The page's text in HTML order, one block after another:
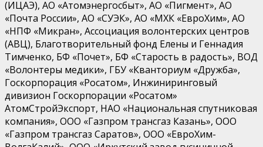
(ИЦАЭ), АО «Атомэнергосбыт», АО «Пигмент», АО
«Почта России», АО «СУЭК», АО «МХК «ЕвроХим», АО
«НПФ «Микран», Ассоциация волонтерских центров
(АВЦ), Благотворительный фонд Елены и Геннадия
Тимченко, БФ «Почет», БФ «Старость в радость», ВОД
«Волонтеры медики», ГБУ «Кванториум «Дружба»,
Госкорпорация «Росатом», Инжиниринговый
дивизион Госкорпорации «Росатом»
АтомСтройЭкспорт, НАО «Национальная спутниковая
компания», ООО «Газпром трансгаз Казань», ООО
«Газпром трансгаз Саратов», ООО «ЕвроХим-